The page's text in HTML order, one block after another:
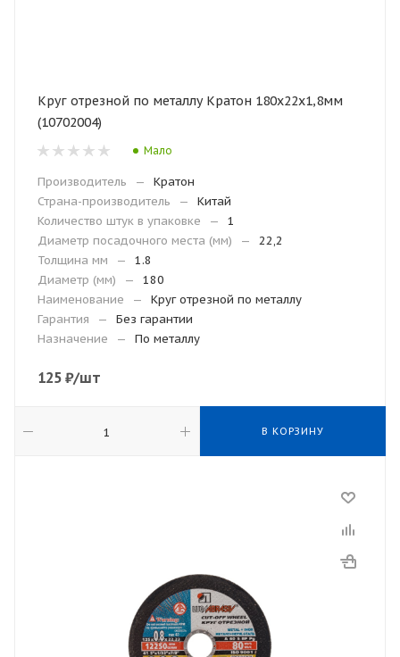
Круг отрезной по металлу Кратон 180х22х1,8мм
(10702004)
Мало
Производитель —
Кратон
Страна-производитель
—
Китай
Количество штук в упаковке
—
1
Диаметр посадочного места (мм)
—
22,2
Толщина мм
—
1.8
Диаметр (мм)
—
180
Наименование
—
Круг отрезной по металлу
Гарантия
—
Без гарантии
Назначение
— По металлу
125 ₽/шт
В КОРЗИНУ